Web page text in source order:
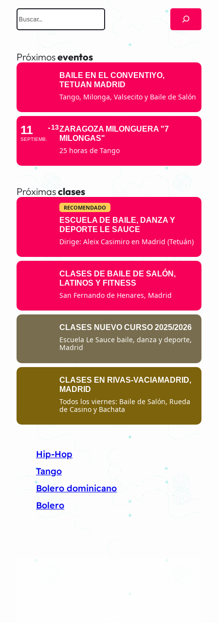
u
c
a
Próximoseventos
BAILE EN EL CONVENTIYO,
TETUAN MADRID
Tango, Milonga, Valsecito y Baile de Salón
11
SEPTIEMB.
13ZARAGOZA MILONGUERA "7
MILONGAS"
25 horas de Tango
Próximasclases
RECOMENDADO
ESCUELA DE BAILE, DANZA Y
DEPORTE LE SAUCE
Dirige: Aleix Casimiro en Madrid (Tetuán)
CLASES DE BAILE DE SALÓN,
LATINOS Y FITNESS
San Fernando de Henares, Madrid
CLASES NUEVO CURSO 2025/2026
Escuela Le Sauce baile, danza y deporte,
Madrid
CLASES EN RIVAS-VACIAMADRID,
MADRID
Todos los viernes: Baile de Salón, Rueda
de Casino y Bachata
Hip-Hop
Tango
Bolero dominicano
Bolero